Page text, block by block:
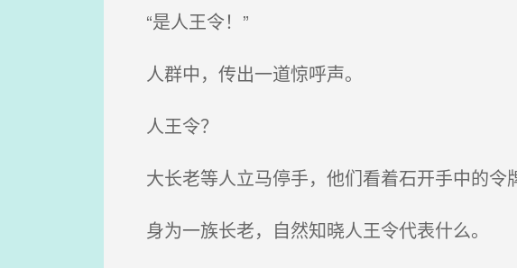
“是人王令！”
人群中，传出一道惊呼声。
人王令？
大长老等人立马停手，他们看着石开手中的令
身为一族长老，自然知晓人王令代表什么。